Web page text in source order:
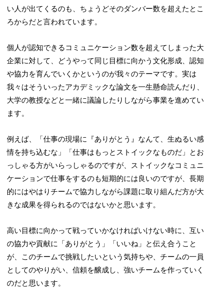
い人が出てくるのも、ちょうどそのダンバー数を超えたとこ
ろからだと言われています。
個人が認知できるコミュニケーション数を超えてしまった大
企業に対して、どうやって同じ目標に向かう文化形成、認知
や協力を育んでいくかというのが我々のテーマです。実は
我々はそういったアカデミックな論文を一生懸命読んだり、
大学の教授などと一緒に議論したりしながら事業を進めてい
ます。
例えば、「仕事の現場に『ありがとう』なんて、生ぬるい感
情を持ち込むな」「仕事はもっとストイックなものだ」とお
っしゃる方がいらっしゃるのですが、ストイックなコミュニ
ケーションで仕事をするのも短期的には良いのですが、長期
的にはやはりチームで協力しながら課題に取り組んだ方が大
きな成果を得られるのではないかと思います。
高い目標に向かって戦っていかなければいけない時に、互い
の協力や貢献に「ありがとう」「いいね」と伝え合うこと
が、このチームで挑戦したいという気持ちや、チームの一員
としてのやりがい、信頼を醸成し、強いチームを作っていく
のだと思います。